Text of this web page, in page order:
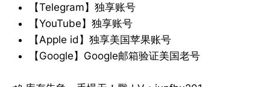
【Telegram】独享账号
【YouTube】独享账号
【Apple id】独享美国苹果账号
【Google】Google邮箱验证美国老号